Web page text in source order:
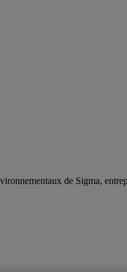
de Sigma,